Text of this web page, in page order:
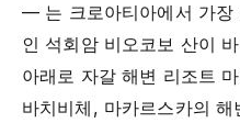
— 는 크로아티아에서 가장
인 석회암 비오코보 산이
아래로 자갈 해변 리조트
바치비체, 마카르스카의